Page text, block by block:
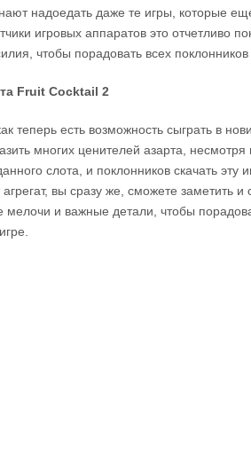
надоедать даже те игры, которые
игровых аппаратов это отчетливо
чтобы порадовать всех поклонников
Fruit Сocktail 2
теперь есть возможность сыграть в
многих ценителей азарта,
слота, и поклонников скачать эту
вы сразу же, сможете заметить и
мелочи и важные детали, чтобы